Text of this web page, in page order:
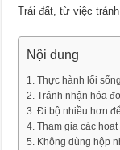
Trái đất, từ việc
Nội dung
Thực hành lối
Tránh nhận hóa
Đi bộ nhiều hơn
Tham gia các
Không dùng hộp